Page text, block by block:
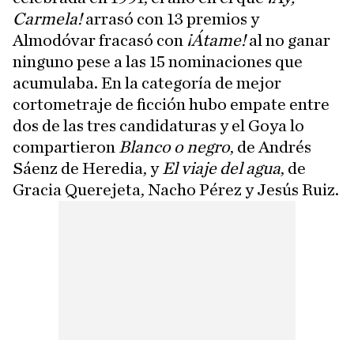
Carmela!arrasó con 13 premios y
Almodóvar fracasó con ¡Átame!al no ganar
ninguno pese a las 15 nominaciones que
acumulaba. En la categoría de mejor
cortometraje de ficción hubo empate entre
dos de las tres candidaturas y el Goya lo
compartieron Blanco o negro, de Andrés
Sáenz de Heredia, y El viaje del agua, de
Gracia Querejeta, Nacho Pérez y Jesús Ruiz.